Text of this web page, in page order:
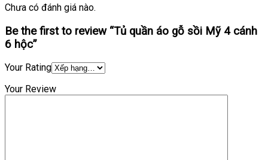
Chưa có đánh giá nào.
Be the first to review “Tủ quần áo gỗ sồi Mỹ 4 cánh
6 hộc”
Your Rating
Your Review